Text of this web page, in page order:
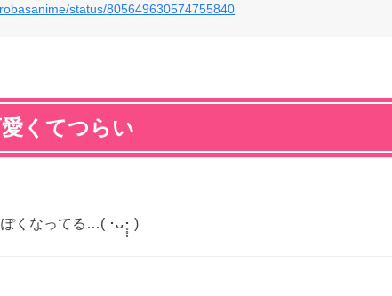
status/805649630574755840
くてつらい
くなってる…( ･ᴗ･̥̥̥ )